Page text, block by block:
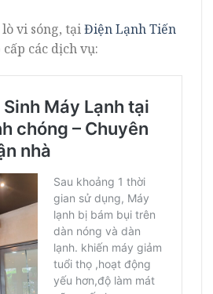
vi sóng, tạiĐiện Lạnh Tiến
các dịch vụ: